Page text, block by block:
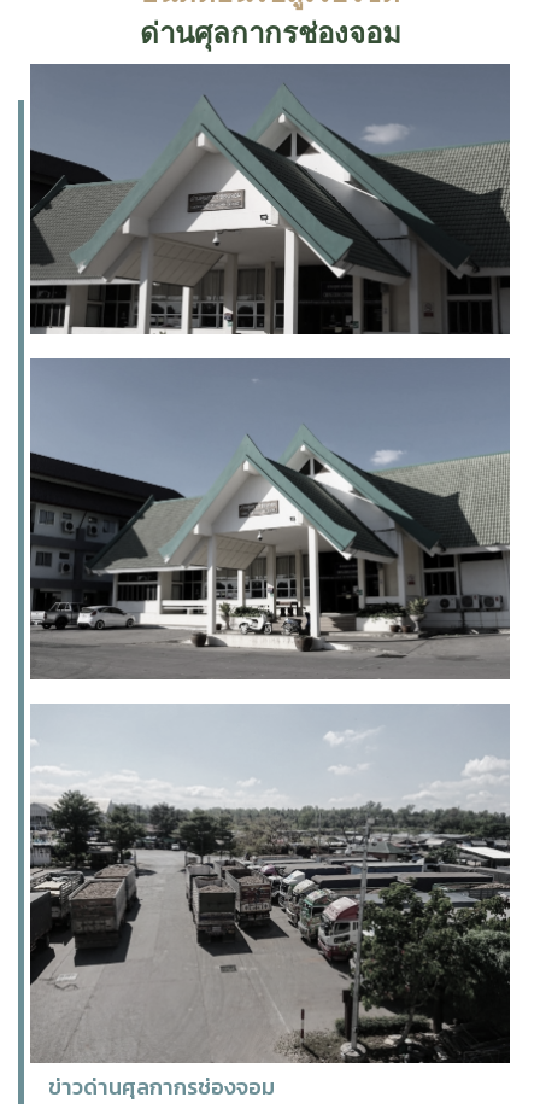
ด่านศุลกากรช่องจอม
ข่าวด่านศุลกากรช่องจอม